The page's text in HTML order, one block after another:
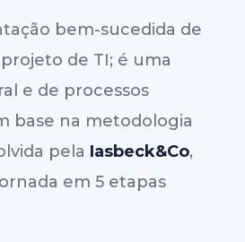
bem-sucedida de
de TI; é uma
e de processos
base na metodologia
pela Iasbeck&Co,
em 5 etapas